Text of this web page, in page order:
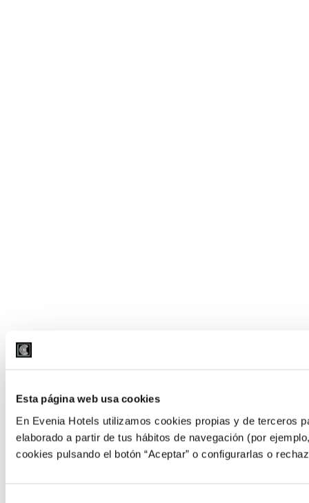
Esta página web usa cookies
En Evenia Hotels utilizamos cookies propias y de terceros
elaborado a partir de tus hábitos de navegación (por
cookies pulsando el botón “Aceptar” o configurarlas o